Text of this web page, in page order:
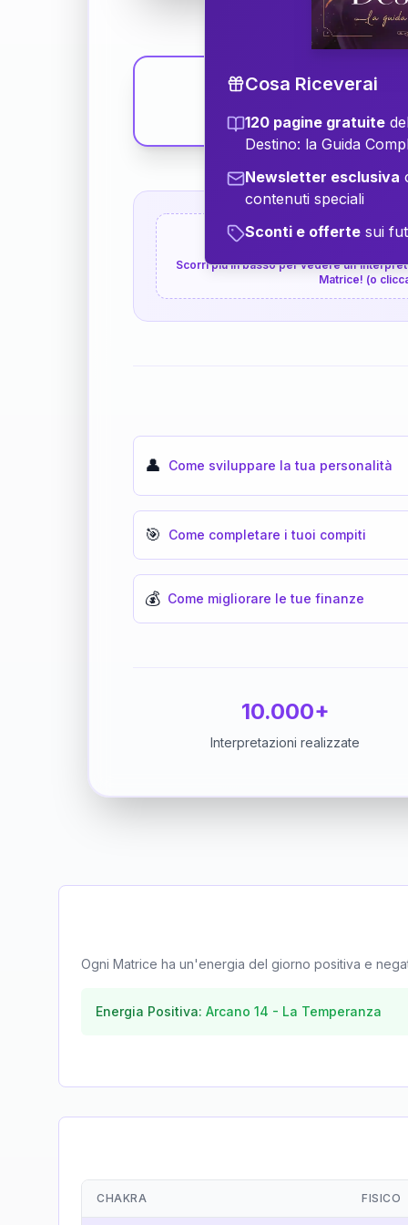
👇 P.S. Interpretazione
Scorri più in basso per vedere
Matrice! (o
👤 Come sviluppare la tua personalità
🎯 Come completare i tuoi compiti
💰 Come migliorare le tue finanze
10.000+
Interpretazioni realizzate
Ogni Matrice ha un'energia del giorno positiva e
Energia Positiva: Arcano 14 - La Temperanza
CHAKRA FISICO
Cosa Riceverai
120 pagine gratuite
Destino: la Guida
Newsletter esclusiva
contenuti speciali
Sconti e offerte sui